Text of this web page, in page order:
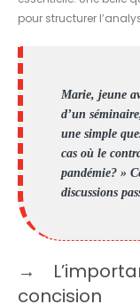
pour structurer
Marie, jeune
d’un
une simple
cas où le
pandémie? »
discussions
concision